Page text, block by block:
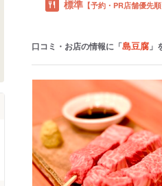
南大東島・北大東島
標準 【予約・PR店舗優先順
口コミ・お店の情報に「島豆腐 」